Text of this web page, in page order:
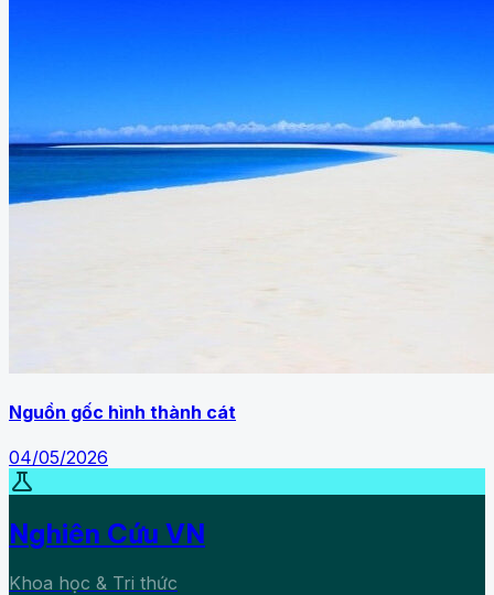
Nguồn gốc hình thành cát
04/05/2026
science
Nghiên Cứu VN
Khoa học & Tri thức